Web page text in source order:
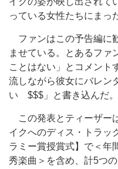
っている女性たちにまっ
ファンはこの予告編に
ませている。とあるファ
ことはない」とコメント
流しながら彼女にバレン
い $$$」と書き込んだ。
この発表とティーザー
イクへのディス・トラッ
ラミー賞授賞式】で＜年
秀楽曲＞を含め、計5つ